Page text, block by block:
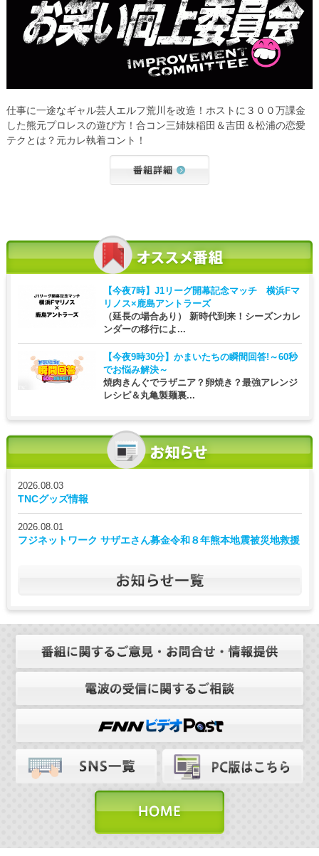
仕事に一途なギャル芸人エルフ荒川を改造！ホストに３００万課金
した熊元プロレスの遊び方！合コン三姉妹稲田＆吉田＆松浦の恋愛
テクとは？元カレ執着コント！
【今夜7時】 J1リーグ開幕記念マッチ 横浜Fマ
リノス×鹿島アントラーズ
（延長の場合あり） 新時代到来！シーズンカレ
ンダーの移行によ...
【今夜9時30分】 かまいたちの瞬間回答!～60秒
でお悩み解決～
焼肉きんぐでラザニア？卵焼き？最強アレンジ
レシピ＆丸亀製麺裏...
2026.08.03
TNCグッズ情報
2026.08.01
フジネットワーク サザエさん募金令和８年熊本地震被災地救援